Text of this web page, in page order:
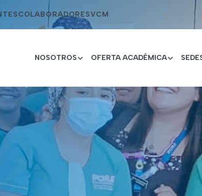
COLABORADORESVCM
NOSOTROS OFERTA ACADÉMICA